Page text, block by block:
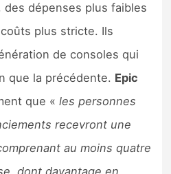
dépenses plus faibles
plus stricte. Ils
de consoles qui
que la précédente. Epic
que «les personnes
recevront une
au moins quatre